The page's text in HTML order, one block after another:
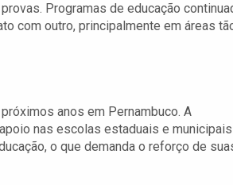
Programas de educação
com outro, principalmente em áreas
anos em Pernambuco. A
nas escolas estaduais e municipais
o que demanda o reforço de